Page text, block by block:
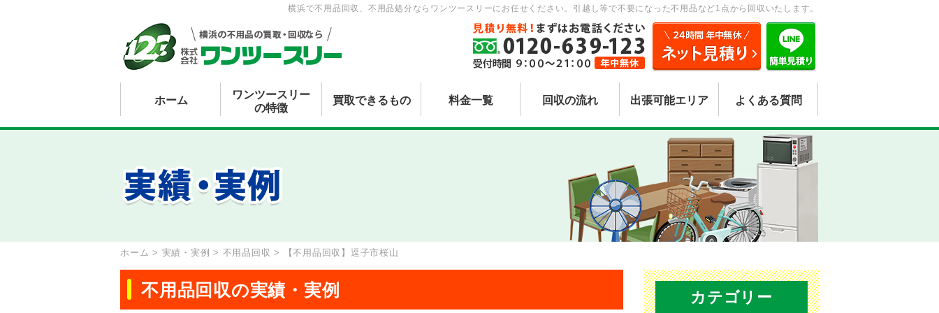
横浜で不用品回収、不用品処分ならワンツースリーにお任せください。引越し等で不要になった不用品など1点から回収いたします。
ホーム
ワンツースリー
の特徴
買取できるもの 料金一覧 回収の流れ 出張可能エリア よくある質問
ホーム > 実績・実例 > 不用品回収 > 【不用品回収】逗子市桜山
不用品回収の実績・実例 カテゴリー